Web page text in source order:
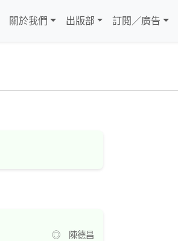
關於我們 出版部 訂閱／廣告
◎ 陳德昌